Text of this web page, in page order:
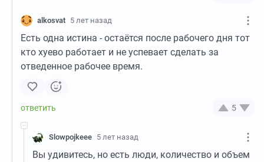
alkosvat 5 лет назад
Есть одна истина - остаётся после рабочего дня тот
кто хуево работает и не успевает сделать за
отведенное рабочее время.
5
Slowpojkeee 5 лет назад
Вы удивитесь, но есть люди, количество и объем